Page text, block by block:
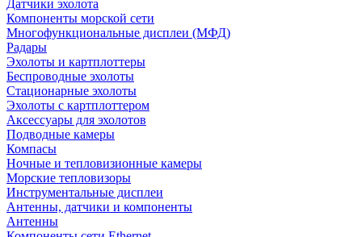
Датчики эхолота
Компоненты морской сети
Многофункциональные дисплеи (МФД)
Радары
Эхолоты и картплоттеры
Беспроводные эхолоты
Стационарные эхолоты
Эхолоты с картплоттером
Аксессуары для эхолотов
Подводные камеры
Компасы
Ночные и тепловизионные камеры
Морские тепловизоры
Инструментальные дисплеи
Антенны, датчики и компоненты
Антенны